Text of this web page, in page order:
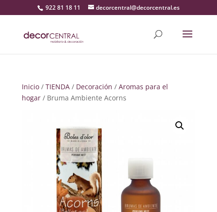
922 81 18 11 decorcentral@decorcentral.es
Inicio/ TIENDA/ Decoración / Aromas para el
hogar/ Bruma Ambiente Acorns